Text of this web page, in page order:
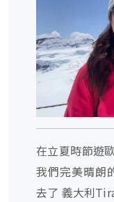
在立夏時節遊
我們完美晴朗
去了 義大利